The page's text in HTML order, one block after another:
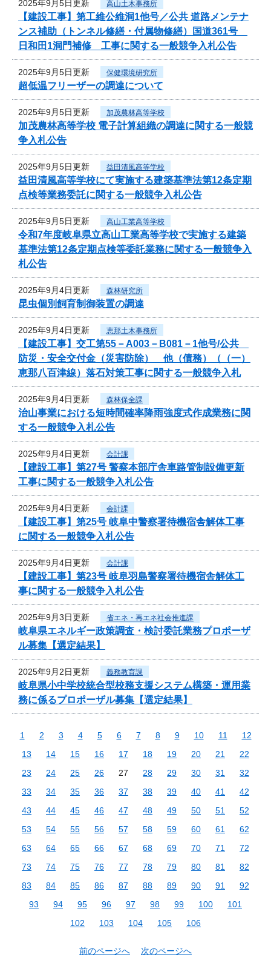
2025年9月5日更新 高山土木事務所
【建設工事】第工維公維洞1他号／公共 道路メンテナ
ンス補助（トンネル修繕・付属物修繕）国道361号
日和田1洞門補修 工事に関する一般競争入札公告
2025年9月5日更新 保健環境研究所
超低温フリーザーの調達について
2025年9月5日更新 加茂農林高等学校
加茂農林高等学校 電子計算組織の調達に関する一般競
争入札公告
2025年9月5日更新 益田清風高等学校
益田清風高等学校にて実施する建築基準法第12条定期
点検等業務委託に関する一般競争入札公告
2025年9月5日更新 高山工業高等学校
令和7年度岐阜県立高山工業高等学校で実施する建築
基準法第12条定期点検等委託業務に関する一般競争入
札公告
2025年9月4日更新 森林研究所
昆虫個別飼育制御装置の調達
2025年9月4日更新 恵那土木事務所
【建設工事】交工第55－A003－B081－1他号/公共
防災・安全交付金（災害防除） 他（債務）（（一）
恵那八百津線）落石対策工事に関する一般競争入札
2025年9月4日更新 森林保全課
治山事業における短時間確率降雨強度式作成業務に関
する一般競争入札公告
2025年9月4日更新 会計課
【建設工事】第27号 警察本部庁舎車路管制設備更新
工事に関する一般競争入札公告
2025年9月4日更新 会計課
【建設工事】第25号 岐阜中警察署待機宿舎解体工事
に関する一般競争入札公告
2025年9月4日更新 会計課
【建設工事】第23号 岐阜羽島警察署待機宿舎解体工
事に関する一般競争入札公告
2025年9月3日更新 省エネ・再エネ社会推進課
岐阜県エネルギー政策調査・検討委託業務プロポーザ
ル募集【選定結果】
2025年9月2日更新 義務教育課
岐阜県小中学校統合型校務支援システム構築・運用業
務に係るプロポーザル募集【選定結果】
1 2 3 4 5 6 7 8 9 10 11
12
13
14 15 16 17 18 19 20 21
22
23
24 25 26 27 28 29 30 31
32
33
34 35 36 37 38 39 40 41
42
43
44 45 46 47 48 49 50 51
52
53
54 55 56 57 58 59 60 61
62
63
64 65 66 67 68 69 70 71
72
73
74 75 76 77 78 79 80 81
82
83
84 85 86 87 88 89 90 91
92
93
94 95 96 97 98 99 100
101
102
103 104 105 106
前のページへ 次のページへ